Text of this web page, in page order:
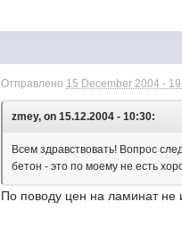
Отправлено 15 December 2004 -
zmey, on 15.12.2004 - 10:30:
Всем здравствовать! Вопрос
бетон - это по моему не есть
По поводу цен на ламинат не